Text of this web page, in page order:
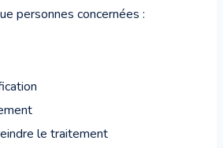
personnes concernées :
le traitement